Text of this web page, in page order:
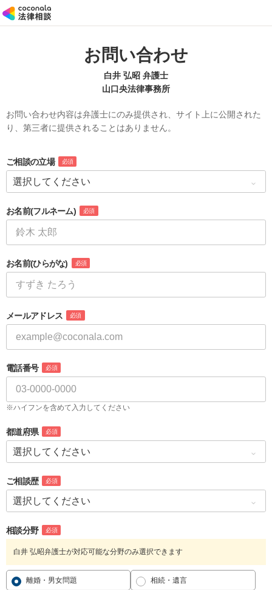
お問い合わせ
白井 弘昭 弁護士
山口央法律事務所
お問い合わせ内容は弁護士にのみ提供され、サイト上に公開された
り、第三者に提供されることはありません。
ご相談の立場 必須
お名前(フルネーム) 必須
お名前(ひらがな) 必須
メールアドレス 必須
電話番号 必須
※ハイフンを含めて入力してください
都道府県 必須
ご相談歴 必須
相談分野 必須
白井 弘昭弁護士が対応可能な分野のみ選択できます
離婚・男女問題 相続・遺言